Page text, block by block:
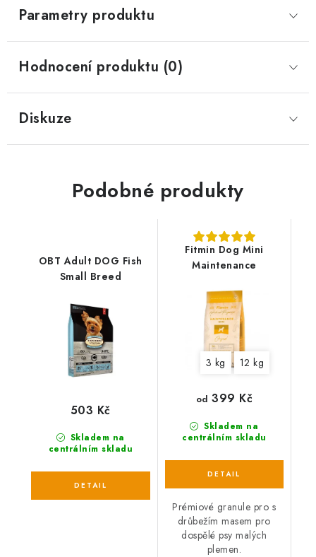
Parametry produktu
Hodnocení produktu (0)
Diskuze
Podobné produkty
OBT Adult DOG Fish
Small Breed
Skladem na
centrálním skladu
503 Kč
Fitmin Dog Mini
Maintenance
3 kg 12 kg
Skladem na
centrálním skladu
od 399 Kč
Prémiové granule pro s
drůbežím masem pro
dospělé psy malých
plemen.